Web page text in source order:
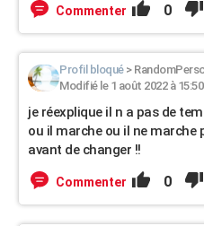
Commenter 0
Profil bloqué>
Modifié le 1 août 2022 à 15:50
je réexplique il n a pas de
ou il marche ou il ne marche
avant de changer !!
Commenter 0